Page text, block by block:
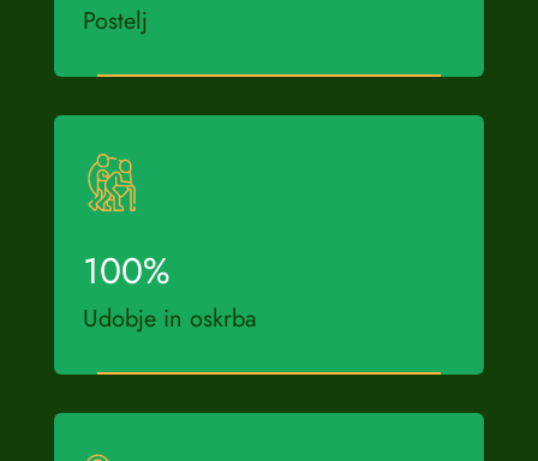
Postelj
100%
Udobje in oskrba